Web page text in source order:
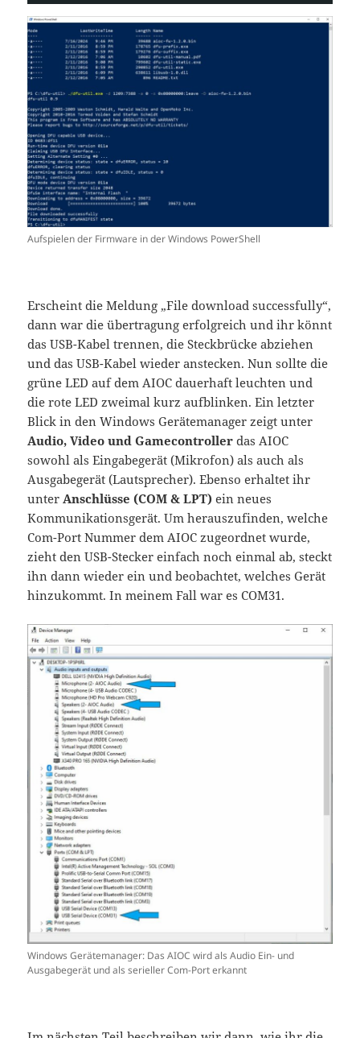
Aufspielen der Firmware in der Windows PowerShell
Erscheint die Meldung „File download successfully“,
dann war die übertragung erfolgreich und ihr könnt
das USB-Kabel trennen, die Steckbrücke abziehen
und das USB-Kabel wieder anstecken. Nun sollte die
grüne LED auf dem AIOC dauerhaft leuchten und
die rote LED zweimal kurz aufblinken. Ein letzter
Blick in den Windows Gerätemanager zeigt unter
Audio, Video und Gamecontroller das AIOC
sowohl als Eingabegerät (Mikrofon) als auch als
Ausgabegerät (Lautsprecher). Ebenso erhaltet ihr
unterAnschlüsse (COM & LPT) ein neues
Kommunikationsgerät. Um herauszufinden, welche
Com-Port Nummer dem AIOC zugeordnet wurde,
zieht den USB-Stecker einfach noch einmal ab, steckt
ihn dann wieder ein und beobachtet, welches Gerät
hinzukommt. In meinem Fall war es COM31.
Windows Gerätemanager: Das AIOC wird als Audio Ein- und
Ausgabegerät und als serieller Com-Port erkannt